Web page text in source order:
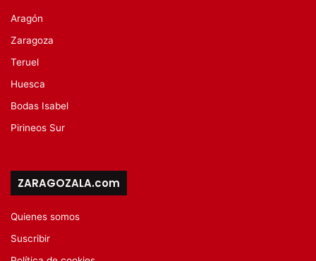
Aragón
Zaragoza
Teruel
Huesca
Bodas Isabel
Pirineos Sur
ZARAGOZALA.com
Quienes somos
Suscribir